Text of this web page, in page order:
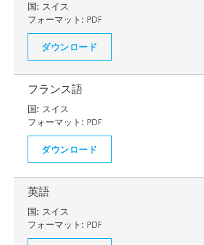
国: スイス
フォーマット: PDF
ダウンロード
フランス語
国: スイス
フォーマット: PDF
ダウンロード
英語
国: スイス
フォーマット: PDF